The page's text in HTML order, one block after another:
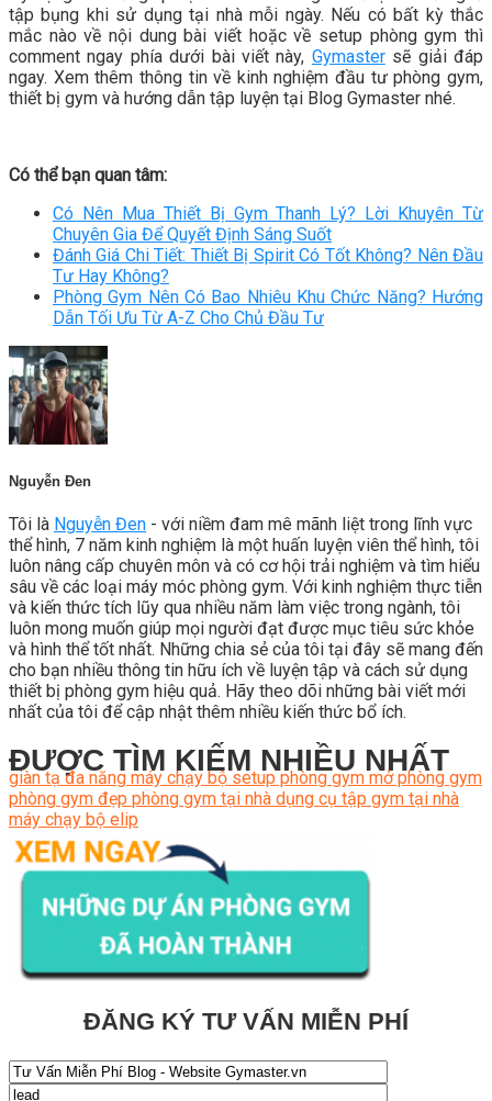
tập bụng khi sử dụng tại nhà mỗi ngày. Nếu có bất kỳ thắc
mắc nào về nội dung bài viết hoặc về setup phòng gym thì
comment ngay phía dưới bài viết này, Gymastersẽ giải đáp
ngay. Xem thêm thông tin về kinh nghiệm đầu tư phòng gym,
thiết bị gym và hướng dẫn tập luyện tại Blog Gymaster nhé.
Có thể bạn quan tâm:
Có Nên Mua Thiết Bị Gym Thanh Lý? Lời Khuyên Từ
Chuyên Gia Để Quyết Định Sáng Suốt
Đánh Giá Chi Tiết: Thiết Bị Spirit Có Tốt Không? Nên Đầu
Tư Hay Không?
Phòng Gym Nên Có Bao Nhiêu Khu Chức Năng? Hướng
Dẫn Tối Ưu Từ A-Z Cho Chủ Đầu Tư
Nguyễn Đen
Tôi là Nguyễn Đen - với niềm đam mê mãnh liệt trong lĩnh vực
thể hình, 7 năm kinh nghiệm là một huấn luyện viên thể hình, tôi
luôn nâng cấp chuyên môn và có cơ hội trải nghiệm và tìm hiểu
sâu về các loại máy móc phòng gym. Với kinh nghiệm thực tiễn
và kiến thức tích lũy qua nhiều năm làm việc trong ngành, tôi
luôn mong muốn giúp mọi người đạt được mục tiêu sức khỏe
và hình thể tốt nhất. Những chia sẻ của tôi tại đây sẽ mang đến
cho bạn nhiều thông tin hữu ích về luyện tập và cách sử dụng
thiết bị phòng gym hiệu quả. Hãy theo dõi những bài viết mới
nhất của tôi để cập nhật thêm nhiều kiến thức bổ ích.
ĐƯỢC TÌM KIẾM NHIỀU NHẤT
giàn tạ đa năng máy chạy bộ setup phòng gym mở phòng gym
phòng gym đẹp phòng gym tại nhà dụng cụ tập gym tại nhà
máy chạy bộ elip
ĐĂNG KÝ TƯ VẤN MIỄN PHÍ